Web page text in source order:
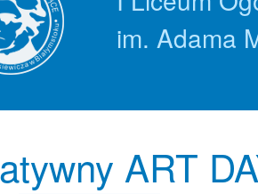
im. Adama
ART